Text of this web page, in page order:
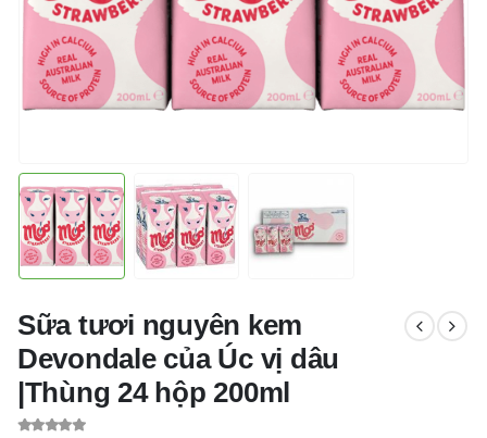
Sữa tươi nguyên kem
Devondale của Úc vị dâu
|Thùng 24 hộp 200ml